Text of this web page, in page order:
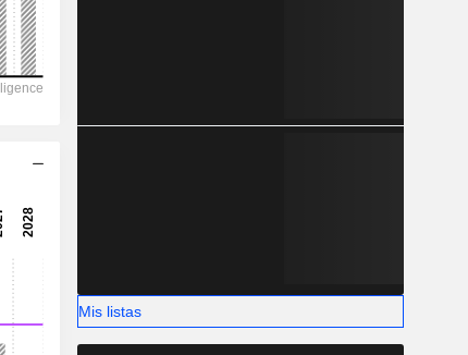
43,5 %
179.059
37.080
21.354
366,50
Mis listas